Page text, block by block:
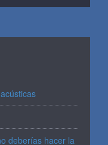
deberías hacer la